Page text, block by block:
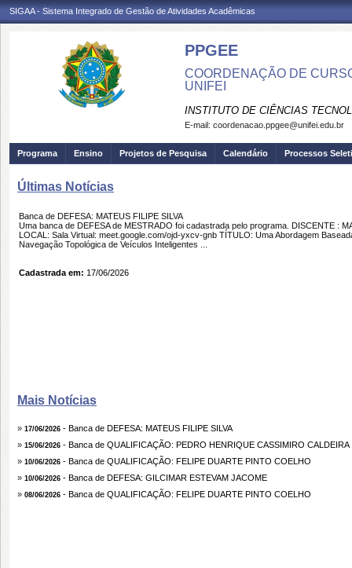
SIGAA - Sistema Integrado de Gestão de Atividades Acadêmicas
PPGEE
COORDENAÇÃO DE
UNIFEI
INSTITUTO DE CIÊNCIAS
E-mail: coordenacao.ppgee@unifei.edu.br
Programa Ensino Projetos de Pesquisa Calendário Processos
Últimas Notícias
Banca de DEFESA: MATEUS FILIPE SILVA
Uma banca de DEFESA de MESTRADO foi cadastrada pelo programa. DISCENTE :
LOCAL: Sala Virtual: meet.google.com/ojd-yxcv-gnb TÍTULO: Uma Abordagem
Navegação Topológica de Veículos Inteligentes ...
Cadastrada em: 17/06/2026
Mais Notícias
» 17/06/2026 - Banca de DEFESA: MATEUS FILIPE SILVA
» 15/06/2026 - Banca de QUALIFICAÇÃO: PEDRO HENRIQUE CASSIMIRO CALDEIRA
» 10/06/2026 - Banca de QUALIFICAÇÃO: FELIPE DUARTE PINTO COELHO
» 10/06/2026 - Banca de DEFESA: GILCIMAR ESTEVAM JACOME
» 08/06/2026 - Banca de QUALIFICAÇÃO: FELIPE DUARTE PINTO COELHO